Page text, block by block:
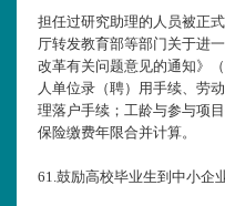
担任过研究助理的人员被正
厅转发教育部等部门关于进
改革有关问题意见的通知》
人单位录（聘）用手续、劳
理落户手续；工龄与参与项
保险缴费年限合并计算。
61.鼓励高校毕业生到中小企